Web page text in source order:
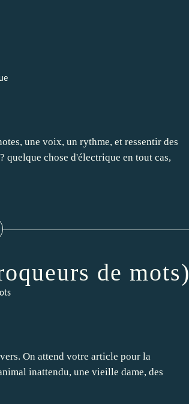
une voix, un rythme, et ressentir des
quelque chose d'électrique en tout cas,
de mots)
On attend votre article pour la
inattendu, une vieille dame, des